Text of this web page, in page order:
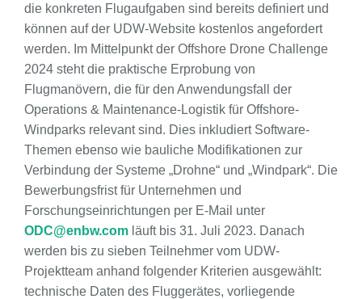
die konkreten Flugaufgaben sind bereits definiert und
können auf der UDW-Website kostenlos angefordert
werden. Im Mittelpunkt der Offshore Drone Challenge
2024 steht die praktische Erprobung von
Flugmanövern, die für den Anwendungsfall der
Operations & Maintenance-Logistik für Offshore-
Windparks relevant sind. Dies inkludiert Software-
Themen ebenso wie bauliche Modifikationen zur
Verbindung der Systeme „Drohne“ und „Windpark“. Die
Bewerbungsfrist für Unternehmen und
Forschungseinrichtungen per E-Mail unter
ODC@enbw.com läuft bis 31. Juli 2023. Danach
werden bis zu sieben Teilnehmer vom UDW-
Projektteam anhand folgender Kriterien ausgewählt:
technische Daten des Fluggerätes, vorliegende